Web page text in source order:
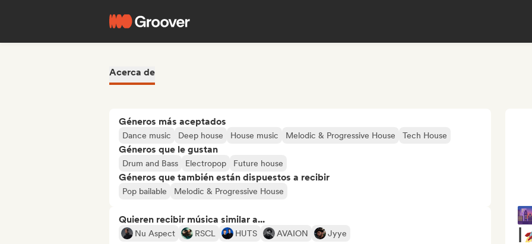
Acerca de
Géneros más aceptados
Dance music Deep house House music Melodic & Progressive House Tech House
Géneros que le gustan
Drum and Bass Electropop Future house
Géneros que también están dispuestos a recibir
Pop bailable Melodic & Progressive House
Quieren recibir música similar a...
Nu Aspect RSCL HUTS AVAION Jyye
|